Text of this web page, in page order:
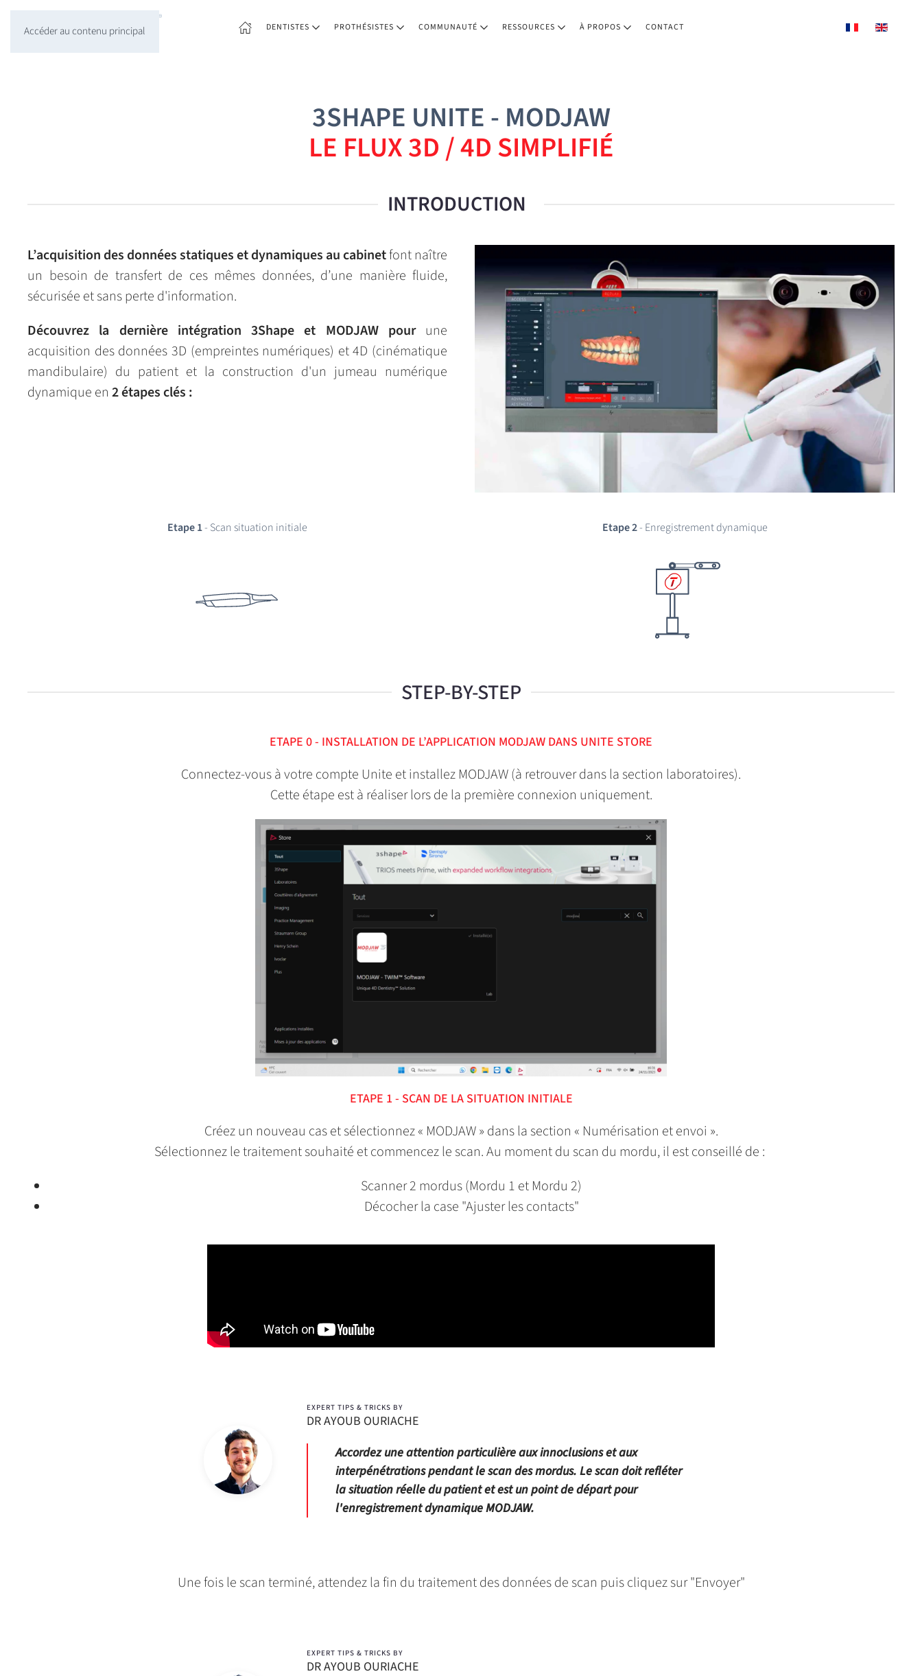
Accéder au contenu principal DENTISTES PROTHÉSISTES COMMUNAUTÉ RESSOURCES À PROPOS CONTACT
3SHAPE UNITE - MODJAW
LE FLUX 3D / 4D SIMPLIFIÉ
INTRODUCTION
L’acquisition des données statiques et dynamiques au cabinetfont naître
un besoin de transfert de ces mêmes données, d’une manière fluide,
sécurisée et sans perte d'information.
Découvrez la dernière intégration 3Shape et MODJAW pour une
acquisition des données 3D (empreintes numériques) et 4D (cinématique
mandibulaire) du patient et la construction d'un jumeau numérique
dynamique en 2 étapes clés :
Etape 1- Scan situation initiale Etape 2- Enregistrement dynamique
STEP-BY-STEP
ETAPE 0 - INSTALLATION DE L’APPLICATION MODJAW DANS UNITE STORE
Connectez-vous à votre compte Unite et installez MODJAW (à retrouver dans la section laboratoires).
Cette étape est à réaliser lors de la première connexion uniquement.
ETAPE 1 - SCAN DE LA SITUATION INITIALE
Créez un nouveau cas et sélectionnez « MODJAW » dans la section « Numérisation et envoi ».
Sélectionnez le traitement souhaité et commencez le scan. Au moment du scan du mordu, il est conseillé de :
Scanner 2 mordus (Mordu 1 et Mordu 2)
Décocher la case "Ajuster les contacts"
EXPERT TIPS & TRICKS BY
DR AYOUB OURIACHE
Accordez une attention particulière aux innoclusions et aux
interpénétrations pendant le scan des mordus. Le scan doit refléter
la situation réelle du patient et est un point de départ pour
l'enregistrement dynamique MODJAW.
Une fois le scan terminé, attendez la fin du traitement des données de scan puis cliquez sur "Envoyer"
EXPERT TIPS & TRICKS BY
DR AYOUB OURIACHE